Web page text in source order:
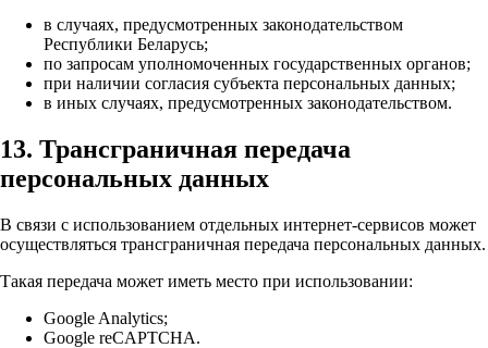
в случаях, предусмотренных законодательством
Республики Беларусь;
по запросам уполномоченных государственных органов;
при наличии согласия субъекта персональных данных;
в иных случаях, предусмотренных законодательством.
13. Трансграничная передача
персональных данных
В связи с использованием отдельных интернет-сервисов может
осуществляться трансграничная передача персональных данных.
Такая передача может иметь место при использовании:
Google Analytics;
Google reCAPTCHA.